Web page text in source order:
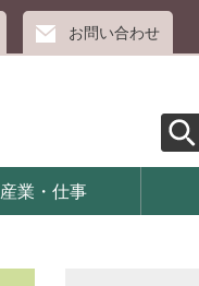
お問い合わせ
産業・仕事